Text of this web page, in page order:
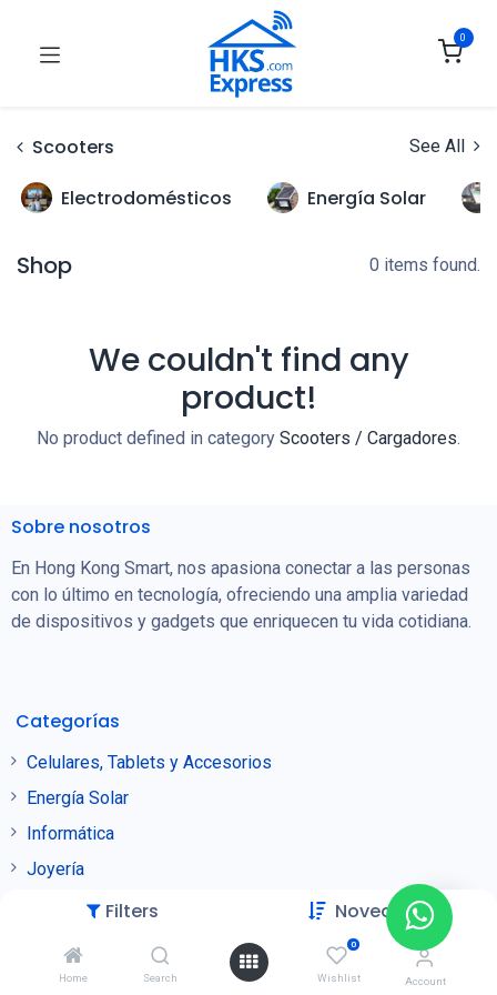
Filters Novedades
Home Search
0
Wishlist Account
0
Scooters See All
Electrodomésticos Energía Solar
Shop 0 items found.
We couldn't find any
product!
No product defined in category Scooters / Cargadores.
Sobre nosotros
En Hong Kong Smart, nos apasiona conectar a las personas
con lo último en tecnología, ofreciendo una amplia variedad
de dispositivos y gadgets que enriquecen tu vida cotidiana.
Categorías
Celulares, Tablets y Accesorios
Energía Solar
Informática
Joyería
Puntos de Venta